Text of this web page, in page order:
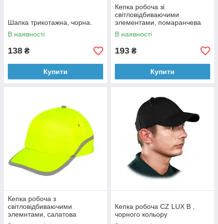
Шапка трикотажна, чорна.
В наявності
138 ₴
Купити
Кепка робоча зі
світловідбиваючими
элементами, помаранчева
В наявності
193 ₴
Купити
Кепка робоча з
світловідбиваючими
элемнтами, салатова
Кепка робоча CZ LUX B ,
чорного кольору